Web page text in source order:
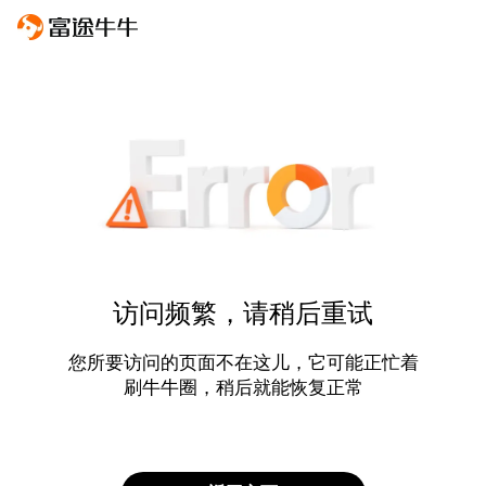
访问频繁，请稍后重试
您所要访问的页面不在这儿，它可能正忙着
刷牛牛圈，稍后就能恢复正常